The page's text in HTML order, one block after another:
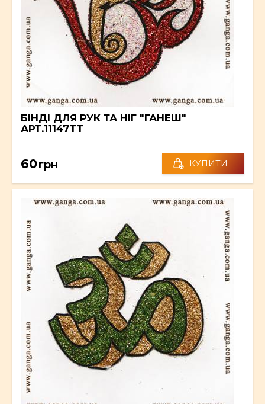
БІНДІ ДЛЯ РУК ТА НІГ "ГАНЕШ"
АРТ.11147TT
60грн КУПИТИ